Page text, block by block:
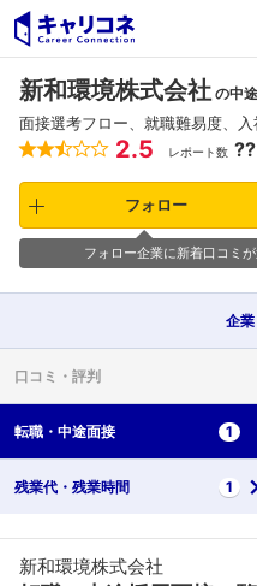
新和環境株式会社 の中
面接選考フロー、就職難易度、
2.5 レポート数 ??
フォロー
フォロー企業に新着口コミ
企業
口コミ・ 評判
転職・ 中途面接 1
残業代・ 残業時間 1
新和環境株式会社